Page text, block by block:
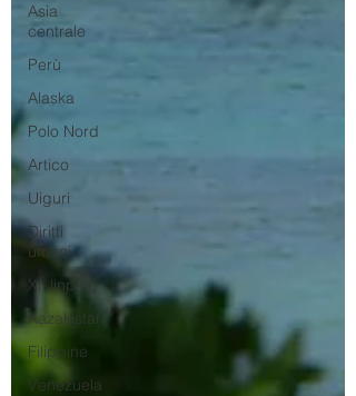
Asia
centrale
Perù
Alaska
Polo Nord
Artico
Uiguri
Diritti
umani
Xi Jinping
Kazakistan
Filippine
Venezuela